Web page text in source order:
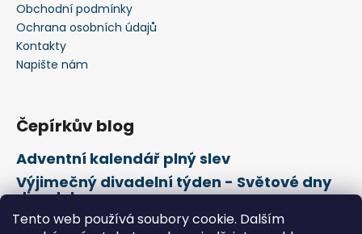
Tento web používá soubory cookie. Dalším
Obchodní podmínky
Ochrana osobních údajů
Kontakty
Napište nám
Čepírkův blog
Adventní kalendář plný slev
Výjimečný divadelní týden - Světové dny
divadel
21. února Mezinárodní den mateřského